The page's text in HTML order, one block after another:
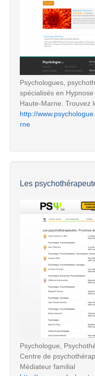
Psychologues,
spécialisés en
Haute-Marne. Trouvez
http://
rne
Les
Psychologue,
Centre de
Médiateur familial